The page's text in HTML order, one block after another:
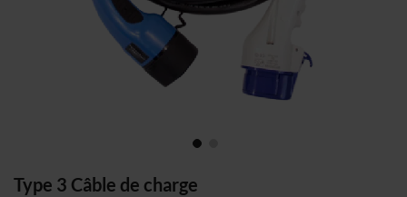
Skip
Type 3 Câble de charge